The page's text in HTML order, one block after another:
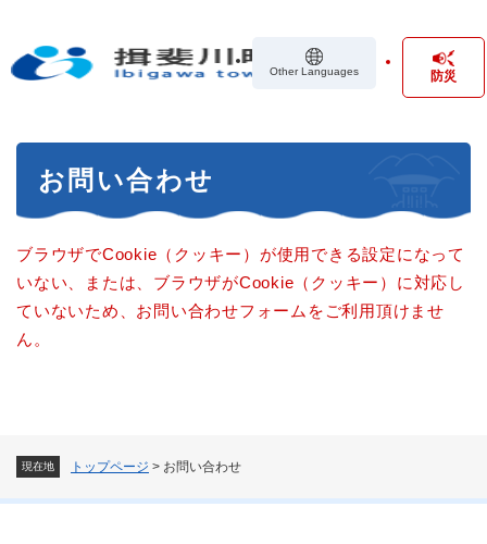
の
Other Languages 防災
現在地 トップページ > お問い合わせ
お問い合わせ
ブラウザでCookie（クッキー）が使用できる設定になって
いない、または、ブラウザがCookie（クッキー）に対応し
ていないため、お問い合わせフォームをご利用頂けませ
ん。